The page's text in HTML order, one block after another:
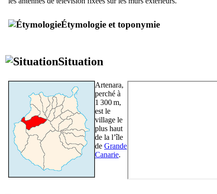
Étymologie et toponymie
Situation
Artenara,
perché à
1 300 m,
est le
village le
plus haut
de la l’île
de Grande
Canarie.